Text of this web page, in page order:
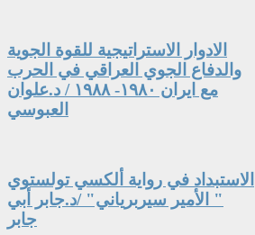
الادوار الاستراتيجية للقوة الجوية
والدفاع الجوي العراقي في الحرب
مع ايران ١٩٨٠- ١٩٨٨ / د.علوان
العبوسي
الاستبداد في رواية ألكسي تولستوي
" الأمير سيربرياني" /د.جابر أبي
جابر